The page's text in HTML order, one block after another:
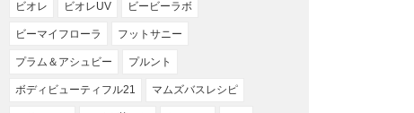
ビオレ ビオレUV ビービーラボ
ビーマイフローラ フットサニー
プラム＆アシュビー プルント
ボディビューティフル21 マムズバスレシピ